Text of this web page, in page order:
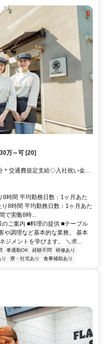
万～可 [20]
交通費規定支給◇入社祝い金8
時間 平均勤務日数：1ヶ月あた
8時間 平均勤務日数：1ヶ月あた
で実働8時...
ご案内 ■料理の提供 ■テーブル
や調理など基本的な業務。 基本
ジメントを学びます。 ＼求...
車通勤OK 経験不問
研修あり
り 寮・社宅あり 食事補助あり